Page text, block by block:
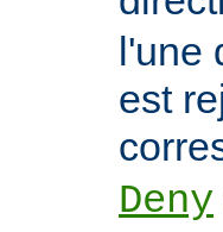
l'une
est
Deny